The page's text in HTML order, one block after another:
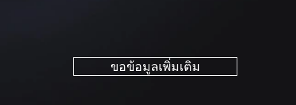
ขอข้อมูลเพิ่มเติม